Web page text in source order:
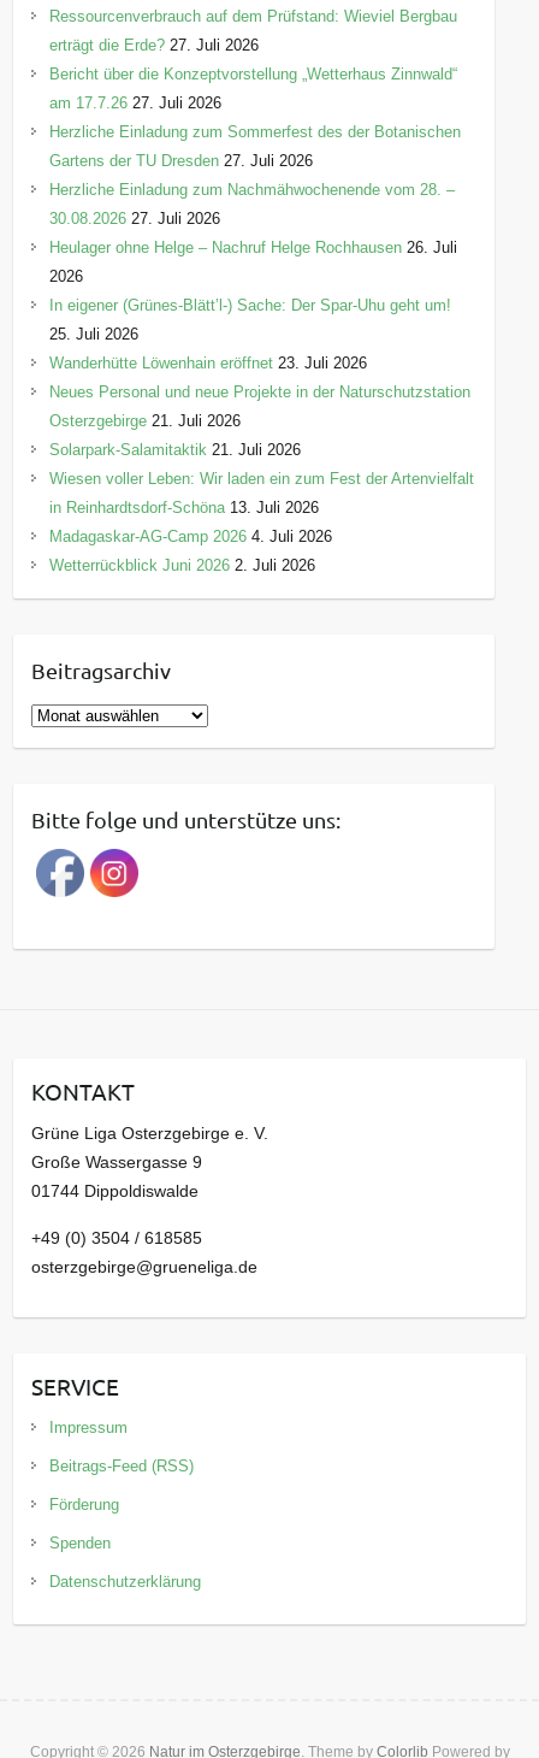
n
Ressourcenverbrauch auf dem Prüfstand: Wieviel Bergbau
erträgt die Erde? 27. Juli 2026
Bericht über die Konzeptvorstellung „Wetterhaus Zinnwald“
am 17.7.26 27. Juli 2026
Herzliche Einladung zum Sommerfest des der Botanischen
Gartens der TU Dresden 27. Juli 2026
Herzliche Einladung zum Nachmähwochenende vom 28. –
30.08.2026 27. Juli 2026
Heulager ohne Helge – Nachruf Helge Rochhausen 26. Juli
2026
In eigener (Grünes-Blätt’l-) Sache: Der Spar-Uhu geht um!
25. Juli 2026
Wanderhütte Löwenhain eröffnet 23. Juli 2026
Neues Personal und neue Projekte in der Naturschutzstation
Osterzgebirge 21. Juli 2026
Solarpark-Salamitaktik 21. Juli 2026
Wiesen voller Leben: Wir laden ein zum Fest der Artenvielfalt
in Reinhardtsdorf-Schöna 13. Juli 2026
Madagaskar-AG-Camp 2026 4. Juli 2026
Wetterrückblick Juni 2026 2. Juli 2026
Beitragsarchiv
B
e
r
a
g
a
v
Bitte folge und unterstütze uns:
KONTAKT
Grüne Liga Osterzgebirge e. V.
Große Wassergasse 9
01744 Dippoldiswalde
+49 (0) 3504 / 618585
osterzgebirge@grueneliga.de
SERVICE
Impressum
Beitrags-Feed (RSS)
Förderung
Spenden
Datenschutzerklärung
Copyright © 2026 Natur im Osterzgebirge. Theme by Colorlib Powered by